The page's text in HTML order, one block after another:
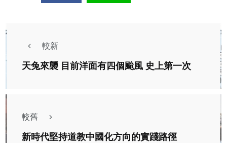
較新
天兔來襲 目前洋面有四個颱風 史上第一次
較舊
新時代堅持道教中國化方向的實踐路徑